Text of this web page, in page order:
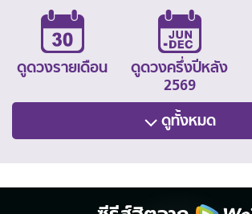
ดูดวงรายเดือน
ดูดวงครึ่งปีหลัง
2569
ดูทั้งหมด